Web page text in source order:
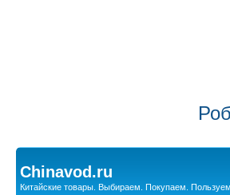
Chinavod.ru
Китайские товары. Выбираем. Покупаем.